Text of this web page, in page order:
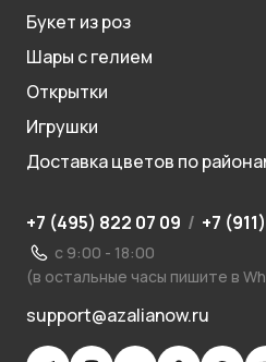
Букет из роз
Шары с гелием
Открытки
Игрушки
Доставка цветов по
+7 (495) 822 07 09 / +7
с 9:00 - 18:00
(в остальные часы пишите в
support@azalianow.ru